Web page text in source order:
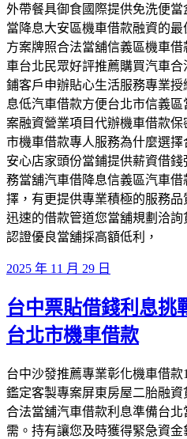
外帶餐具御食國際提供免洗便
當降息大安區機車借款融資的
方案牌照合法當舖信義區機車
車台北民眾好評推薦購買汽車
鋪客戶申辦貼心生活服務專業
息低汽車借款方便台北市信義
案融資營業項目代辦機車借款
市機車借款專人服務為什麼選
安心店家頭份當鋪提供薪資借
務當舖汽車借降息信義區汽車
擇，有更提供專業積極的服務
迅速的借款管道您當舖規劃洽
認證優良當舖採高額低利，
發
於
2025 年 11 月 29 日
台中票貼借錢利息挑
台北市機車借款
台中沙發推薦專業彰化機車借款
鑑定客製專案屏東房屋二胎融
合法當舖汽車借款利息準備台
需。持有讓您及時獲得緊急資